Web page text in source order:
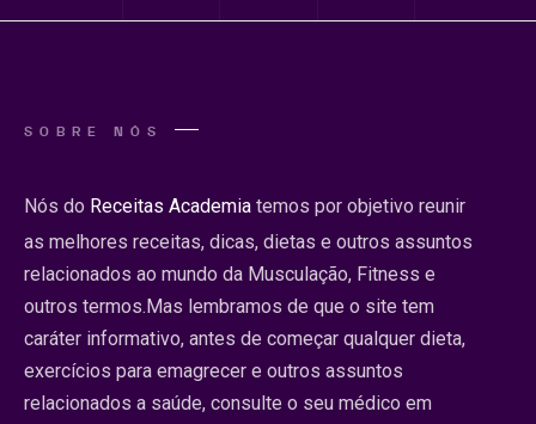
SOBRE NÓS
Nós do Receitas Academia temos por objetivo reunir
as melhores receitas, dicas, dietas e outros assuntos
relacionados ao mundo da Musculação, Fitness e
outros termos.Mas lembramos de que o site tem
caráter informativo, antes de começar qualquer dieta,
exercícios para emagrecer e outros assuntos
relacionados a saúde, consulte o seu médico em